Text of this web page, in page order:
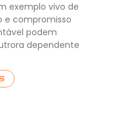
exemplo vivo de
e compromisso
podem
dependente